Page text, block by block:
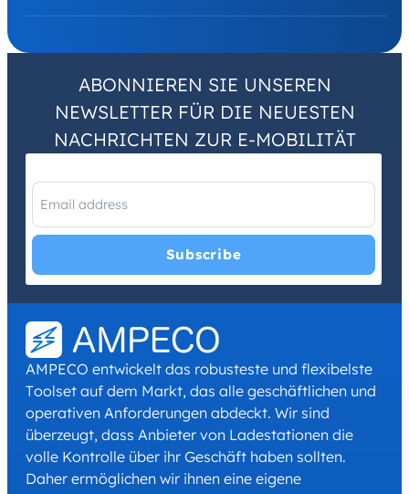
ABONNIEREN SIE UNSEREN
NEWSLETTER FÜR DIE NEUESTEN
NACHRICHTEN ZUR E-MOBILITÄT
I have read and agree with thePrivacy PolicyandTerms and
Conditions.*
AMPECO entwickelt das robusteste und flexibelste
Toolset auf dem Markt, das alle geschäftlichen und
operativen Anforderungen abdeckt. Wir sind
überzeugt, dass Anbieter von Ladestationen die
volle Kontrolle über ihr Geschäft haben sollten.
Daher ermöglichen wir ihnen eine eigene